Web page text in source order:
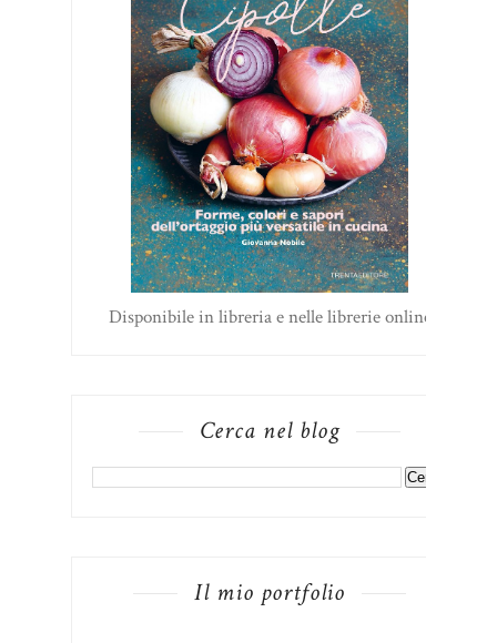
Disponibile in libreria e nelle librerie online
Cerca nel blog
Il mio portfolio